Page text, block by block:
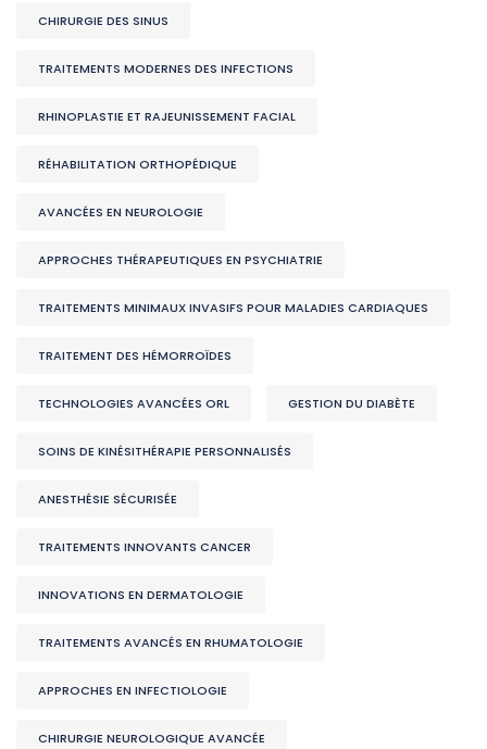
CHIRURGIE DES SINUS
TRAITEMENTS MODERNES DES INFECTIONS
RHINOPLASTIE ET RAJEUNISSEMENT FACIAL
RÉHABILITATION ORTHOPÉDIQUE
AVANCÉES EN NEUROLOGIE
APPROCHES THÉRAPEUTIQUES EN PSYCHIATRIE
TRAITEMENTS MINIMAUX INVASIFS POUR MALADIES CARDIAQUES
TRAITEMENT DES HÉMORROÏDES
TECHNOLOGIES AVANCÉES ORL GESTION DU DIABÈTE
SOINS DE KINÉSITHÉRAPIE PERSONNALISÉS
ANESTHÉSIE SÉCURISÉE
TRAITEMENTS INNOVANTS CANCER
INNOVATIONS EN DERMATOLOGIE
TRAITEMENTS AVANCÉS EN RHUMATOLOGIE
APPROCHES EN INFECTIOLOGIE
CHIRURGIE NEUROLOGIQUE AVANCÉE